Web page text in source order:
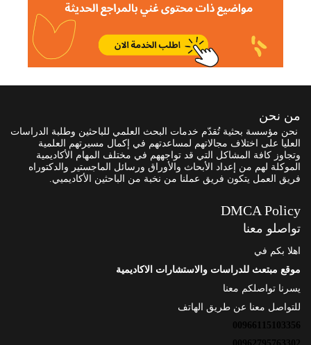
من نحن
نحن مؤسسة بحثية تُقدّم خدمات البحث العلمي للباحثين وطلبة الدراسات
العليا على اختلاف مجالاتهم لمساعدتهم في إكمال مسيرتهم العلمية
وتجاوز كافة المشاكل التي قد تواجههم في مختلف المهام الأكاديمية
الموكلة لهم من إعداد الأبحاث والأوراق ورسائل الماجستير والدكتوراه
فريق العمل يتكون فريق عملنا من نخبة من الباحثين الأكاديميي.
DMCA Policy
تواصلو معنا
اهلا بكم في
موقع مبتعث للدراسات والاستشارات الاكاديمية
يسرنا تواصلكم معنا
للتواصل معنا عن طريق الهاتف
00966115103356